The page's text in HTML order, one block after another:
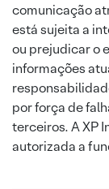
comunicação
está sujeita a
ou prejudicar o
informações
por força de
terceiros. A XP
autorizada a